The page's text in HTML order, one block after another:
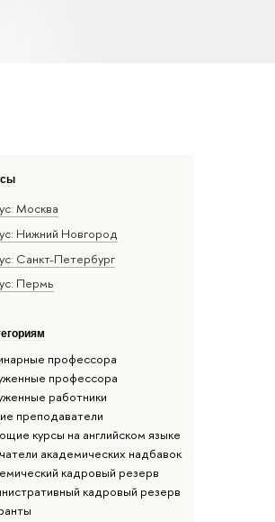
Москва
Нижний Новгород
Санкт-Петербург
Пермь
профессора
профессора
работники
преподаватели
курсы на английском языке
академических надбавок
кадровый резерв
кадровый резерв